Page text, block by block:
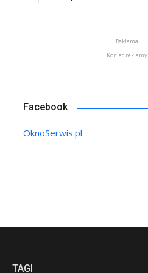
Reklama
Koniec reklamy
Facebook
OknoSerwis.pl
TAGI